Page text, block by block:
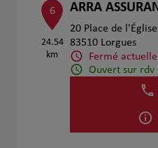
6
24.54
km
ARRA
20 Place de l'Église
83510 Lorgues
Fermé
Ouvert sur rdv